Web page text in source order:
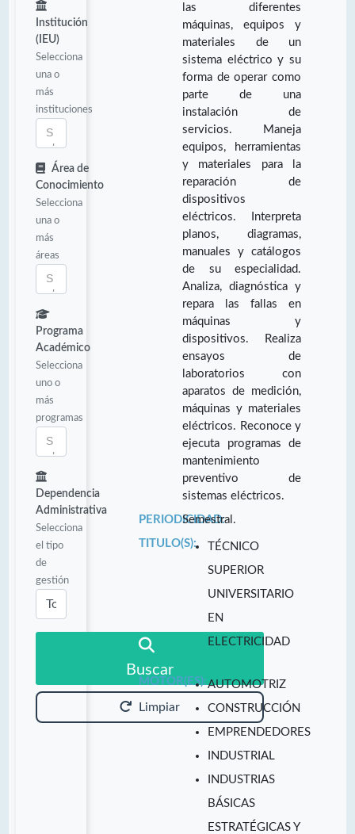
Institución
(IEU)
Selecciona
una o
más
instituciones
Área de
Conocimiento
Selecciona
una o
más
áreas
Programa
Académico
Selecciona
uno o
más
programas
Dependencia
Administrativa
Selecciona
el tipo
de
gestión
Buscar
Limpiar
las diferentes
máquinas, equipos y
materiales de un
sistema eléctrico y su
forma de operar como
parte de una
instalación de
servicios. Maneja
equipos, herramientas
y materiales para la
reparación de
dispositivos
eléctricos. Interpreta
planos, diagramas,
manuales y catálogos
de su especialidad.
Analiza, diagnóstica y
repara las fallas en
máquinas y
dispositivos. Realiza
ensayos de
laboratorios con
aparatos de medición,
máquinas y materiales
eléctricos. Reconoce y
ejecuta programas de
mantenimiento
preventivo de
sistemas eléctricos.
PERIODICIDAD:
Semestral.
TITULO(S):
TÉCNICO
SUPERIOR
UNIVERSITARIO
EN
ELECTRICIDAD
MOTOR(ES):AUTOMOTRIZ
CONSTRUCCIÓN
EMPRENDEDORES
INDUSTRIAL
INDUSTRIAS
BÁSICAS
ESTRATÉGICAS Y